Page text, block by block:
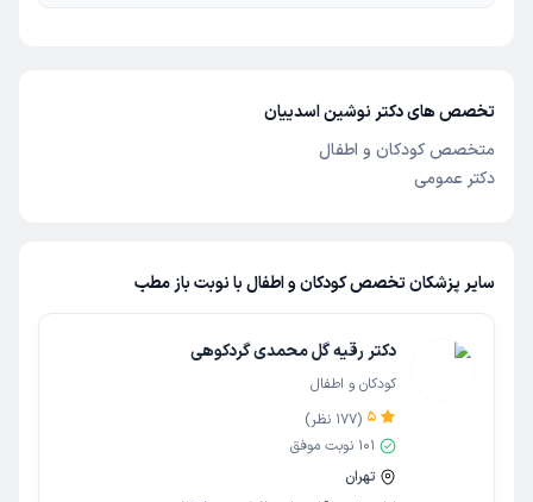
تخصص های دکتر نوشین اسدییان
متخصص کودکان و اطفال
دکتر عمومی
سایر پزشکان تخصص کودکان و اطفال با نوبت باز مطب
دکتر رقیه گل محمدی گردکوهی
کودکان و اطفال
5
(
177 نظر)
101 نوبت موفق
تهران